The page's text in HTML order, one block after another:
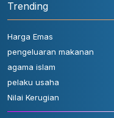
Trending
Harga Emas
pengeluaran makanan
agama islam
pelaku usaha
Nilai Kerugian